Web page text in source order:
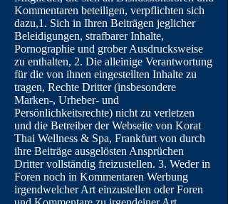
Kommentaren beteiligen, verpflichten sich
dazu,1. Sich in Ihren Beiträgen jeglicher
Beleidigungen, strafbarer Inhalte,
Pornographie und grober Ausdrucksweise
zu enthalten, 2. Die alleinige Verantwortung
für die von ihnen eingestellten Inhalte zu
tragen, Rechte Dritter (insbesondere
Marken-, Urheber- und
Persönlichkeitsrechte) nicht zu verletzen
und die Betreiber der Webseite von Korat
Thai Wellness & Spa, Frankfurt von durch
ihre Beiträge ausgelösten Ansprüchen
Dritter vollständig freizustellen. 3. Weder in
Foren noch in Kommentaren Werbung
irgendwelcher Art einzustellen oder Foren